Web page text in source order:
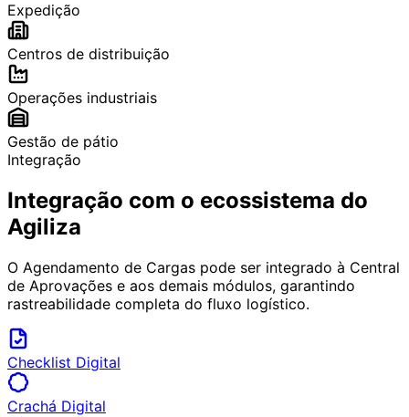
Expedição
Centros de distribuição
Operações industriais
Gestão de pátio
Integração
Integração com o ecossistema do
Agiliza
O Agendamento de Cargas pode ser integrado à Central
de Aprovações e aos demais módulos, garantindo
rastreabilidade completa do fluxo logístico.
Checklist Digital
Crachá Digital